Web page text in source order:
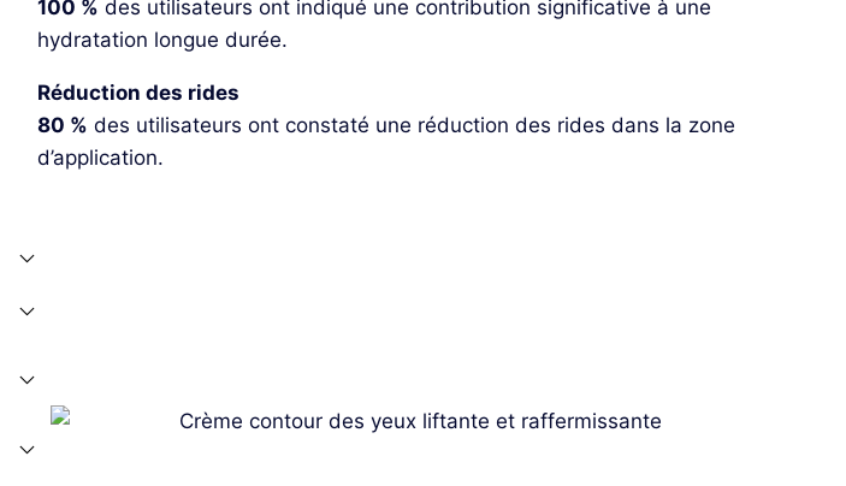
100 % des utilisateurs ont indiqué une contribution significative à une
hydratation longue durée.
Réduction des rides
80 % des utilisateurs ont constaté une réduction des rides dans la zone
d’application.